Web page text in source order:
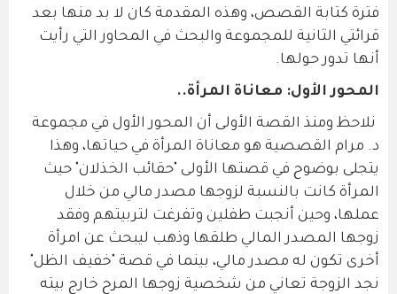
فترة كتابة القصص، وهذه المقدمة كان لا بد منها بعد
قرائتي الثانية للمجموعة والبحث في المحاور التي رأيت
أنها تدور حولها.
المحور الأول: معاناة المرأة..
نلاحظ ومنذ القصة الأولى أن المحور الأول في مجموعة
د. مرام القصصية هو معاناة المرأة في حياتها، وهذا
يتجلى بوضوح في قصتها الأولى "حقائب الخذلان" حيث
المرأة كانت بالنسبة لزوجها مصدر مالي من خلال
عملها، وحين أنجبت طفلين وتفرغت لتربيتهم وفقد
زوجها المصدر المالي طلقها وذهب ليبحث عن امرأة
أخرى تكون له مصدر مالي، بينما في قصة "خفيف الظل"
نجد الزوجة تعاني من شخصية زوجها المرح خارج بيته